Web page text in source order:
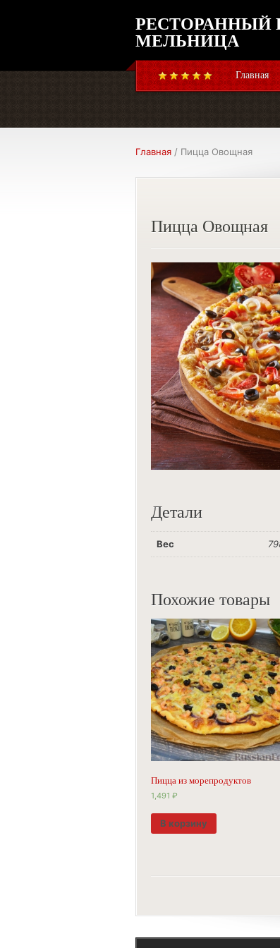
Главная
РЕСТОРАННЫЙ
МЕЛЬНИЦА
Главная / Пицца Овощная
Пицца Овощная
Детали
Вес
Похожие товары
Пицца из морепродуктов
1,491 ₽
В корзину